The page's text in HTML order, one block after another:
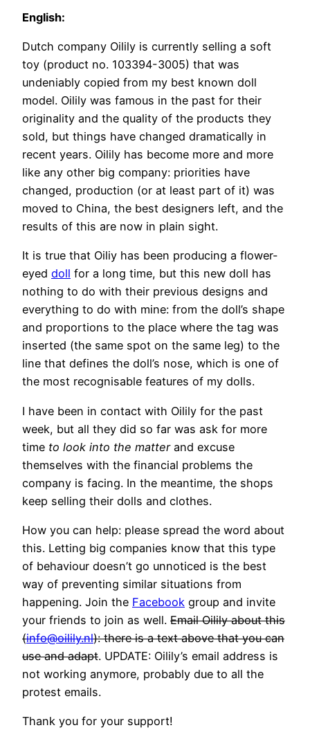
English:
Dutch company Oilily is currently selling a soft
toy (product no. 103394-3005) that was
undeniably copied from my best known doll
model. Oilily was famous in the past for their
originality and the quality of the products they
sold, but things have changed dramatically in
recent years. Oilily has become more and more
like any other big company: priorities have
changed, production (or at least part of it) was
moved to China, the best designers left, and the
results of this are now in plain sight.
It is true that Oiliy has been producing a flower-
eyed doll for a long time, but this new doll has
nothing to do with their previous designs and
everything to do with mine: from the doll’s shape
and proportions to the place where the tag was
inserted (the same spot on the same leg) to the
line that defines the doll’s nose, which is one of
the most recognisable features of my dolls.
I have been in contact with Oilily for the past
week, but all they did so far was ask for more
time to look into the matterand excuse
themselves with the financial problems the
company is facing. In the meantime, the shops
keep selling their dolls and clothes.
How you can help: please spread the word about
this. Letting big companies know that this type
of behaviour doesn’t go unnoticed is the best
way of preventing similar situations from
happening. Join the Facebook group and invite
your friends to join as well. Email Oilily about this
(info@oilily.nl): there is a text above that you can
use and adapt. UPDATE: Oilily’s email address is
not working anymore, probably due to all the
protest emails.
Thank you for your support!